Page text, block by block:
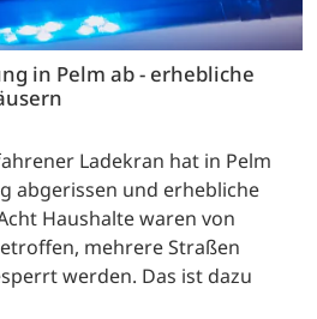
in Pelm ab - erhebliche
Ladekran hat in Pelm
abgerissen und erhebliche
Haushalte waren von
mehrere Straßen
werden. Das ist dazu